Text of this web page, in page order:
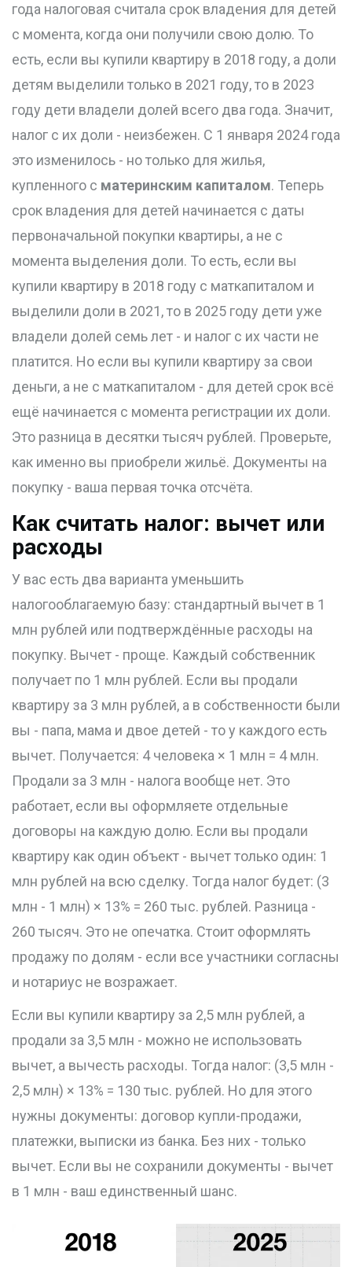
года налоговая считала срок владения для детей
с момента, когда они получили свою долю. То
есть, если вы купили квартиру в 2018 году, а доли
детям выделили только в 2021 году, то в 2023
году дети владели долей всего два года. Значит,
налог с их доли - неизбежен. С 1 января 2024 года
это изменилось - но только для жилья,
купленного с материнским капиталом. Теперь
срок владения для детей начинается с даты
первоначальной покупки квартиры, а не с
момента выделения доли. То есть, если вы
купили квартиру в 2018 году с маткапиталом и
выделили доли в 2021, то в 2025 году дети уже
владели долей семь лет - и налог с их части не
платится. Но если вы купили квартиру за свои
деньги, а не с маткапиталом - для детей срок всё
ещё начинается с момента регистрации их доли.
Это разница в десятки тысяч рублей. Проверьте,
как именно вы приобрели жильё. Документы на
покупку - ваша первая точка отсчёта.
Как считать налог: вычет или
расходы
У вас есть два варианта уменьшить
налогооблагаемую базу: стандартный вычет в 1
млн рублей или подтверждённые расходы на
покупку. Вычет - проще. Каждый собственник
получает по 1 млн рублей. Если вы продали
квартиру за 3 млн рублей, а в собственности были
вы - папа, мама и двое детей - то у каждого есть
вычет. Получается: 4 человека × 1 млн = 4 млн.
Продали за 3 млн - налога вообще нет. Это
работает, если вы оформляете отдельные
договоры на каждую долю. Если вы продали
квартиру как один объект - вычет только один: 1
млн рублей на всю сделку. Тогда налог будет: (3
млн - 1 млн) × 13% = 260 тыс. рублей. Разница -
260 тысяч. Это не опечатка. Стоит оформлять
продажу по долям - если все участники согласны
и нотариус не возражает.
Если вы купили квартиру за 2,5 млн рублей, а
продали за 3,5 млн - можно не использовать
вычет, а вычесть расходы. Тогда налог: (3,5 млн -
2,5 млн) × 13% = 130 тыс. рублей. Но для этого
нужны документы: договор купли-продажи,
платежки, выписки из банка. Без них - только
вычет. Если вы не сохранили документы - вычет
в 1 млн - ваш единственный шанс.